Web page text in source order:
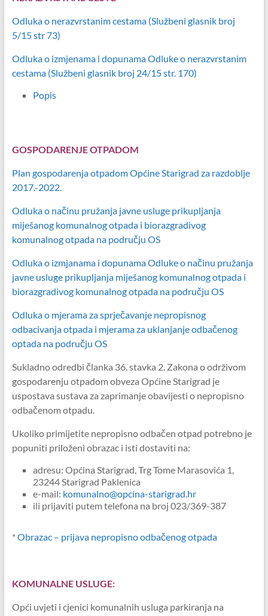
Odluka o nerazvrstanim cestama (Službeni glasnik broj
5/15 str 73)
Odluka o izmjenama i dopunama Odluke o nerazvrstanim
cestama (Službeni glasnik broj 24/15 str. 170)
Popis
GOSPODARENJE OTPADOM
Plan gospodarenja otpadom Općine Starigrad za razdoblje
2017.-2022.
Odluka o načinu pružanja javne usluge prikupljanja
miješanog komunalnog otpada i biorazgradivog
komunalnog otpada na području OS
Odluka o izmjanama i dopunama Odluke o načinu pružanja
javne usluge prikupljanja miješanog komunalnog otpada i
biorazgradivog komunalnog otpada na području OS
Odluka o mjerama za sprječavanje nepropisnog
odbacivanja otpada i mjerama za uklanjanje odbačenog
optada na području OS
Sukladno odredbi članka 36. stavka 2. Zakona o održivom
gospodarenju otpadom obveza Općine Starigrad je
uspostava sustava za zaprimanje obavijesti o nepropisno
odbačenom otpadu.
Ukoliko primijetite nepropisno odbačen otpad potrebno je
popuniti priloženi obrazac i isti dostaviti na:
adresu: Općina Starigrad, Trg Tome Marasovića 1,
23244 Starigrad Paklenica
e-mail: komunalno@opcina-starigrad.hr
ili prijaviti putem telefona na broj 023/369-387
*Obrazac – prijava nepropisno odbačenog otpada
KOMUNALNE USLUGE:
Opći uvjeti i cjenici komunalnih usluga parkiranja na